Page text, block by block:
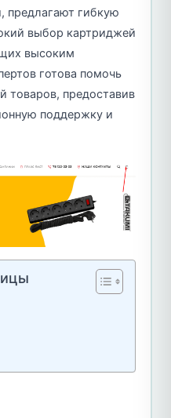
гибкую
выбор картриджей
высоким
готова помочь
товаров, предоставив
поддержку и